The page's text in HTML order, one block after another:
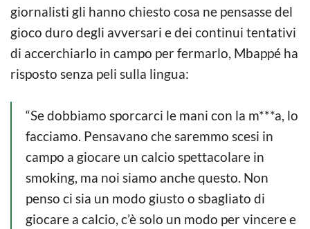
giornalisti gli hanno chiesto cosa ne pensasse del
gioco duro degli avversari e dei continui tentativi
di accerchiarlo in campo per fermarlo, Mbappé ha
risposto senza peli sulla lingua:
“Se dobbiamo sporcarci le mani con la m***a, lo
facciamo. Pensavano che saremmo scesi in
campo a giocare un calcio spettacolare in
smoking, ma noi siamo anche questo. Non
penso ci sia un modo giusto o sbagliato di
giocare a calcio, c’è solo un modo per vincere e